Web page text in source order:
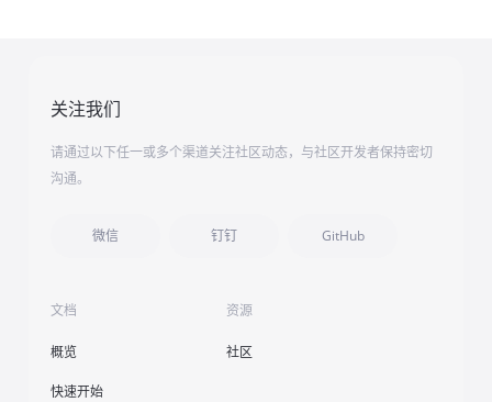
关注我们
请通过以下任一或多个渠道关注社区动态，与社区开发者保持密切
沟通。
微信 钉钉 GitHub
文档
概览
快速开始
资源
社区